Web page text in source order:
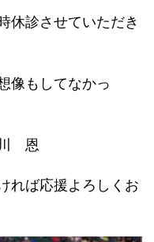
休診させていただき
像もしてなかっ
恩
れば応援よろしくお